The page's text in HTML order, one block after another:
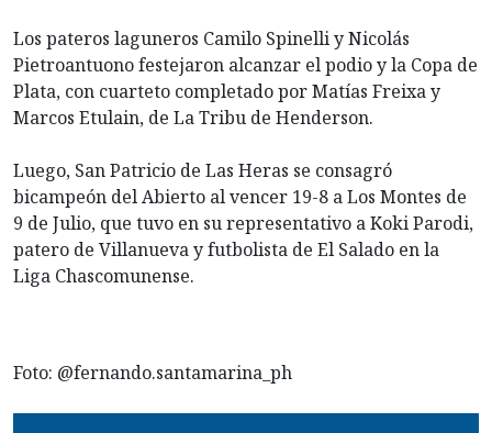
Los pateros laguneros Camilo Spinelli y Nicolás
Pietroantuono festejaron alcanzar el podio y la Copa de
Plata, con cuarteto completado por Matías Freixa y
Marcos Etulain, de La Tribu de Henderson.
Luego, San Patricio de Las Heras se consagró
bicampeón del Abierto al vencer 19-8 a Los Montes de
9 de Julio, que tuvo en su representativo a Koki Parodi,
patero de Villanueva y futbolista de El Salado en la
Liga Chascomunense.
Foto: @fernando.santamarina_ph